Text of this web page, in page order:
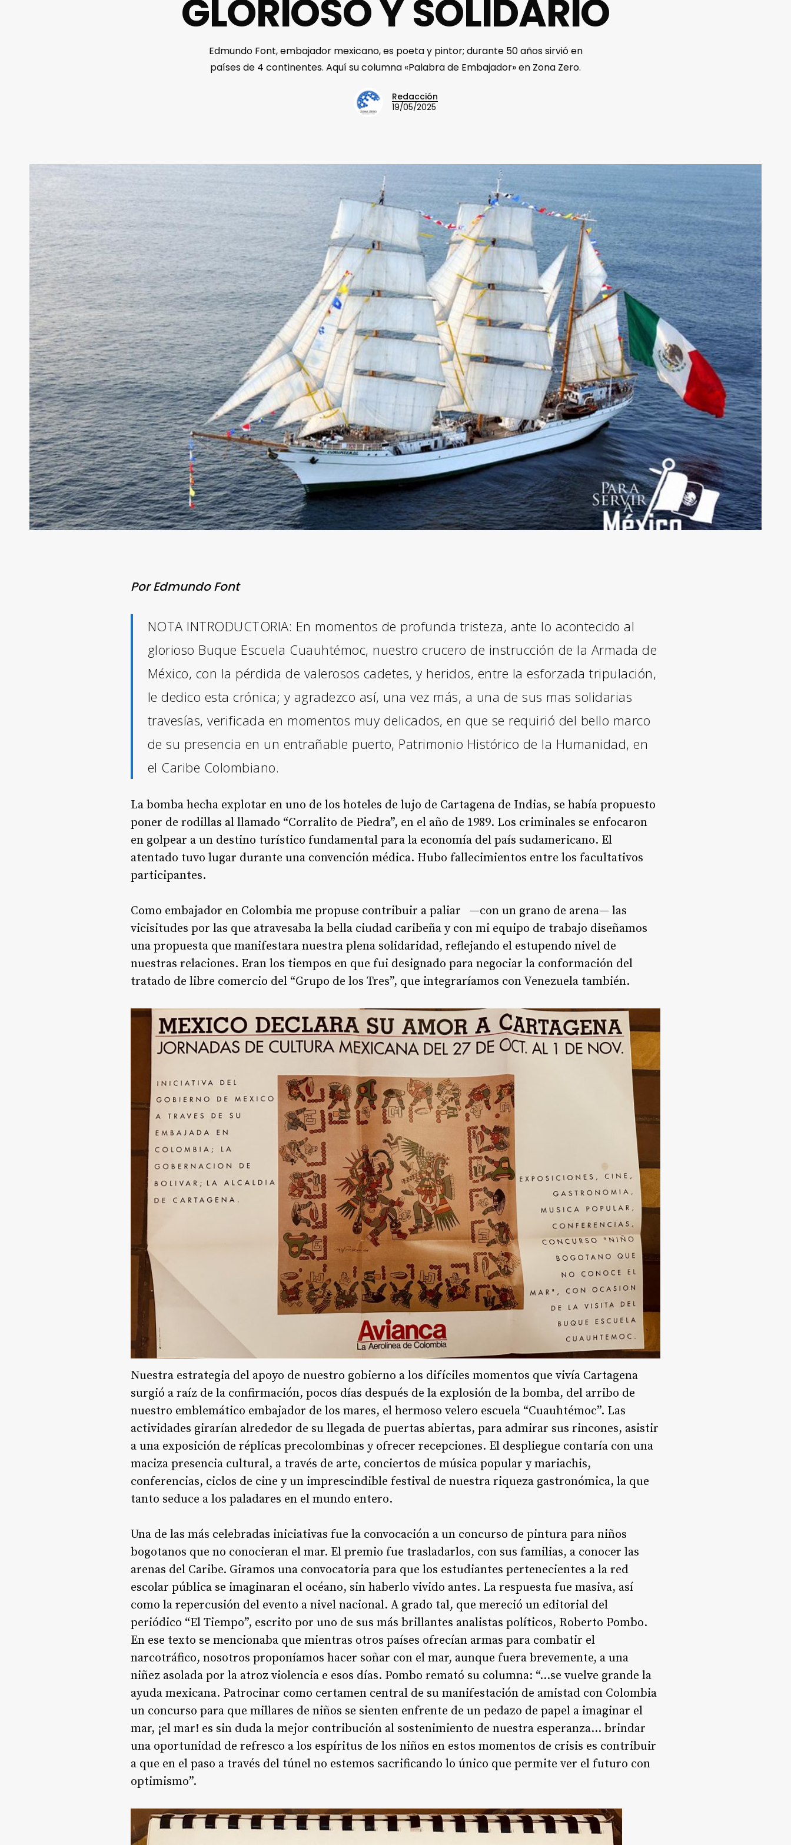
GLORIOSO Y SOLIDARIO
Edmundo Font, embajador mexicano, es poeta y pintor; durante 50 años sirvió en
países de 4 continentes. Aquí su columna «Palabra de Embajador» en Zona Zero.
Redacción
19/05/2025
Por Edmundo Font
NOTA INTRODUCTORIA: En momentos de profunda tristeza, ante lo acontecido al
glorioso Buque Escuela Cuauhtémoc, nuestro crucero de instrucción de la Armada de
México, con la pérdida de valerosos cadetes, y heridos, entre la esforzada tripulación,
le dedico esta crónica; y agradezco así, una vez más, a una de sus mas solidarias
travesías, verificada en momentos muy delicados, en que se requirió del bello marco
de su presencia en un entrañable puerto, Patrimonio Histórico de la Humanidad, en
el Caribe Colombiano.
La bomba hecha explotar en uno de los hoteles de lujo de Cartagena de Indias, se había propuesto
poner de rodillas al llamado “Corralito de Piedra”, en el año de 1989. Los criminales se enfocaron
en golpear a un destino turístico fundamental para la economía del país sudamericano. El
atentado tuvo lugar durante una convención médica. Hubo fallecimientos entre los facultativos
participantes.
Como embajador en Colombia me propuse contribuir a paliar —con un grano de arena— las
vicisitudes por las que atravesaba la bella ciudad caribeña y con mi equipo de trabajo diseñamos
una propuesta que manifestara nuestra plena solidaridad, reflejando el estupendo nivel de
nuestras relaciones. Eran los tiempos en que fui designado para negociar la conformación del
tratado de libre comercio del “Grupo de los Tres”, que integraríamos con Venezuela también.
Nuestra estrategia del apoyo de nuestro gobierno a los difíciles momentos que vivía Cartagena
surgió a raíz de la confirmación, pocos días después de la explosión de la bomba, del arribo de
nuestro emblemático embajador de los mares, el hermoso velero escuela “Cuauhtémoc”. Las
actividades girarían alrededor de su llegada de puertas abiertas, para admirar sus rincones, asistir
a una exposición de réplicas precolombinas y ofrecer recepciones. El despliegue contaría con una
maciza presencia cultural, a través de arte, conciertos de música popular y mariachis,
conferencias, ciclos de cine y un imprescindible festival de nuestra riqueza gastronómica, la que
tanto seduce a los paladares en el mundo entero.
Una de las más celebradas iniciativas fue la convocación a un concurso de pintura para niños
bogotanos que no conocieran el mar. El premio fue trasladarlos, con sus familias, a conocer las
arenas del Caribe. Giramos una convocatoria para que los estudiantes pertenecientes a la red
escolar pública se imaginaran el océano, sin haberlo vivido antes. La respuesta fue masiva, así
como la repercusión del evento a nivel nacional. A grado tal, que mereció un editorial del
periódico “El Tiempo”, escrito por uno de sus más brillantes analistas políticos, Roberto Pombo.
En ese texto se mencionaba que mientras otros países ofrecían armas para combatir el
narcotráfico, nosotros proponíamos hacer soñar con el mar, aunque fuera brevemente, a una
niñez asolada por la atroz violencia e esos días. Pombo remató su columna: “…se vuelve grande la
ayuda mexicana. Patrocinar como certamen central de su manifestación de amistad con Colombia
un concurso para que millares de niños se sienten enfrente de un pedazo de papel a imaginar el
mar, ¡el mar! es sin duda la mejor contribución al sostenimiento de nuestra esperanza… brindar
una oportunidad de refresco a los espíritus de los niños en estos momentos de crisis es contribuir
a que en el paso a través del túnel no estemos sacrificando lo único que permite ver el futuro con
optimismo”.